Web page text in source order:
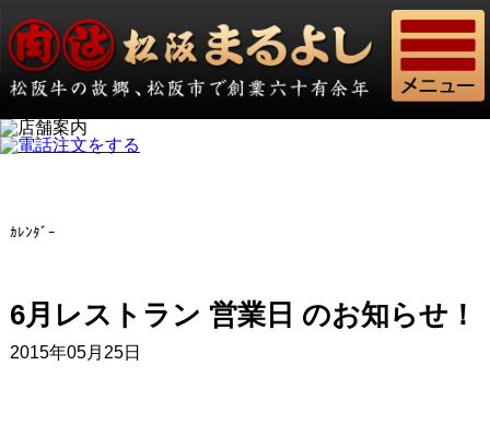
ｶﾚﾝﾀﾞｰ
6月レストラン 営業日 のお知らせ！
2015年05月25日